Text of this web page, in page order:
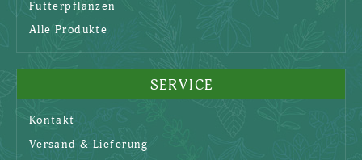
Futterpflanzen
Alle Produkte
SERVICE
Kontakt
Versand & Lieferung